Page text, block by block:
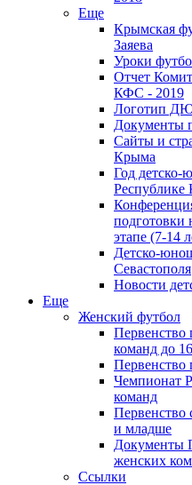
Еще
Крымская
Заяева
Уроки
Отчет
КФС - 2019
Логотип
Документы
Сайты и
Крыма
Год детско-
подготовки
этапе (7-14
Детско-
Севастополя
Новости
Еще
Женский футбол
Первенство
команд до
Первенство
Чемпионат
команд
Первенство
и младше
Документы
женских
Ссылки